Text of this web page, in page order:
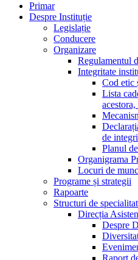
Primar
Despre Instituție
Legislație
Conducere
Organizare
Regulamentul
Integritate
Cod etic
Lista
de
Planul
Organigrama
Locuri de
Programe și strategii
Rapoarte
Structuri de
Direcția
Despre
Raport